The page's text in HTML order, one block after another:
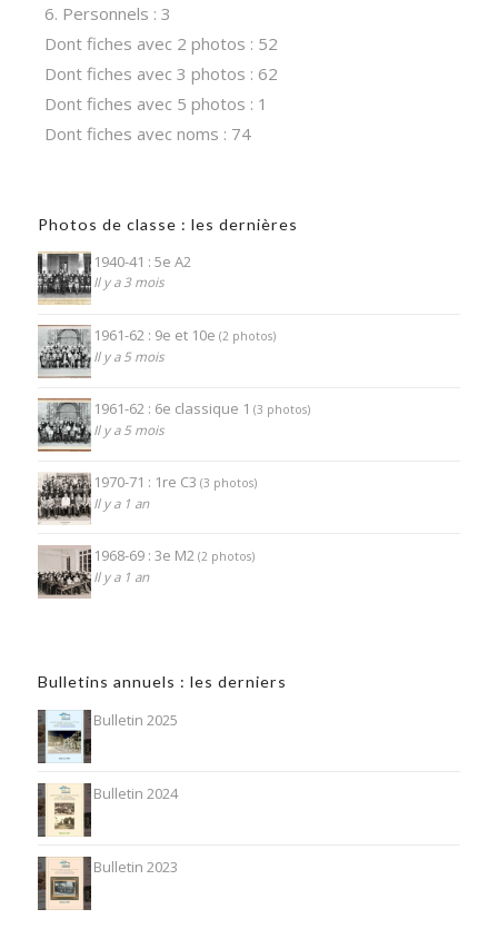
6. Personnels : 3
Dont fiches avec 2 photos : 52
Dont fiches avec 3 photos : 62
Dont fiches avec 5 photos : 1
Dont fiches avec noms : 74
Photos de classe : les dernières
1940-41 : 5e A2
Il y a 3 mois
1961-62 : 9e et 10e (2 photos)
Il y a 5 mois
1961-62 : 6e classique 1 (3 photos)
Il y a 5 mois
1970-71 : 1re C3 (3 photos)
Il y a 1 an
1968-69 : 3e M2 (2 photos)
Il y a 1 an
Bulletins annuels : les derniers
Bulletin 2025
Bulletin 2024
Bulletin 2023